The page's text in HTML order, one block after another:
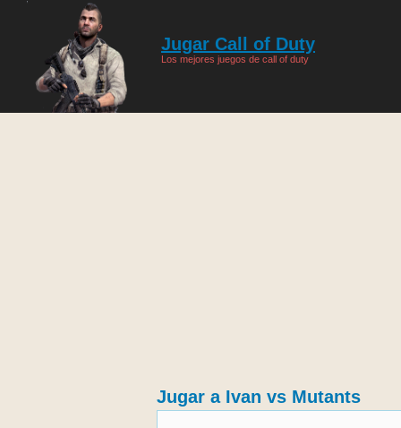
Jugar Call of Duty
Los mejores juegos de call of duty
Jugar a Ivan vs Mutants